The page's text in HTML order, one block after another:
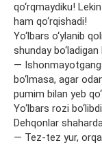
qo‘rqmaydiku!
ham qo‘rqishadi!
Yo‘lbars o‘ylanib
shunday
—
bo‘lmasa, agar
pumim bilan yeb
Yo‘lbars rozi
Dehqonlar
— Tez-tez yur,